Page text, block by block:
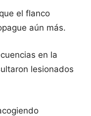
el flanco
aún más.
en la
lesionados